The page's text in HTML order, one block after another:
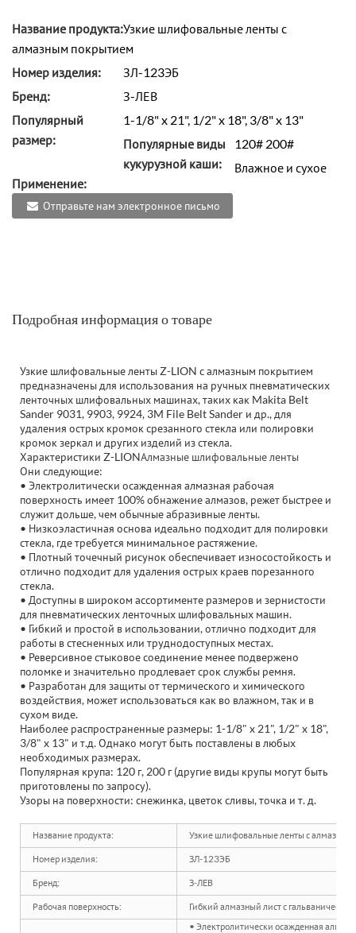
Название продукта:Узкие шлифовальные ленты с
алмазным покрытием
Номер изделия:
ЗЛ-123ЭБ
Бренд:
З-ЛЕВ
Популярный
размер:
1-1/8" x 21", 1/2" x 18", 3/8" x 13"
Популярные виды
кукурузной каши:
120# 200#
Применение:
Влажное и сухое
Отправьте нам электронное письмо
Подробная информация о товаре
Узкие шлифовальные ленты Z-LION с алмазным покрытием
предназначены для использования на ручных пневматических
ленточных шлифовальных машинах, таких как Makita Belt
Sander 9031, 9903, 9924, 3M File Belt Sander и др., для
удаления острых кромок срезанного стекла или полировки
кромок зеркал и других изделий из стекла.
Характеристики Z-LIONАлмазные шлифовальные ленты
Они следующие:
• Электролитически осажденная алмазная рабочая
поверхность имеет 100% обнажение алмазов, режет быстрее и
служит дольше, чем обычные абразивные ленты.
• Низкоэластичная основа идеально подходит для полировки
стекла, где требуется минимальное растяжение.
• Плотный точечный рисунок обеспечивает износостойкость и
отлично подходит для удаления острых краев порезанного
стекла.
• Доступны в широком ассортименте размеров и зернистости
для пневматических ленточных шлифовальных машин.
• Гибкий и простой в использовании, отлично подходит для
работы в стесненных или труднодоступных местах.
• Реверсивное стыковое соединение менее подвержено
поломке и значительно продлевает срок службы ремня.
• Разработан для защиты от термического и химического
воздействия, может использоваться как во влажном, так и в
сухом виде.
Наиболее распространенные размеры: 1-1/8" x 21", 1/2" x 18",
3/8" x 13" и т.д. Однако могут быть поставлены в любых
необходимых размерах.
Популярная крупа: 120 г, 200 г (другие виды крупы могут быть
приготовлены по запросу).
Узоры на поверхности: снежинка, цветок сливы, точка и т. д.
Название продукта:
Узкие шлифовальные ленты с
Номер изделия:
ЗЛ-123ЭБ
Бренд:
З-ЛЕВ
Рабочая поверхность:
Гибкий алмазный лист с
• Электролитически осажденная